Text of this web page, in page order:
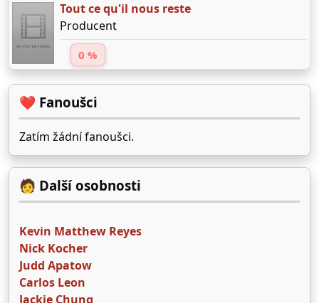
Tout ce qu'il nous reste
Producent
0 %
❤️ Fanoušci
Zatím žádní fanoušci.
🧑 Další osobnosti
Kevin Matthew Reyes
Nick Kocher
Judd Apatow
Carlos Leon
Jackie Chung